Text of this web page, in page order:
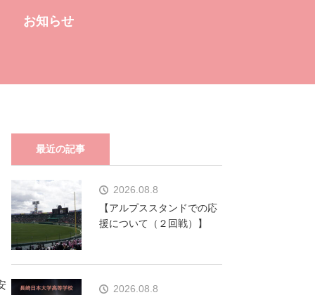
お知らせ
最近の記事
2026.08.8
【アルプススタンドでの応
援について（２回戦）】
2026.08.8